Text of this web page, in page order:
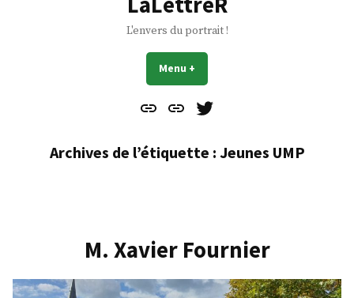
L'envers du portrait !
Menu +
Contact
À
Mes
Archives de l’étiquette : Jeunes UMP
M. Xavier Fournier